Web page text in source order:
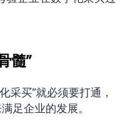
髓”
采买”就必须要打通，
足企业的发展。